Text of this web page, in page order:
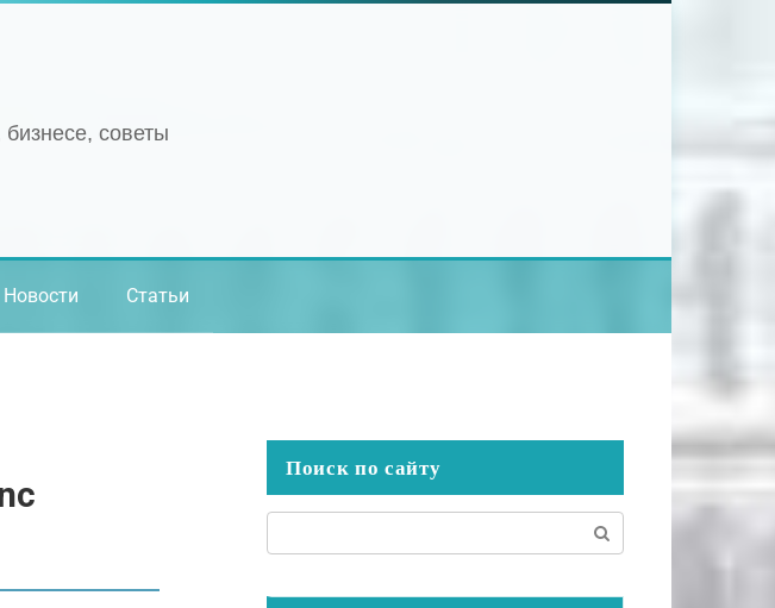
советы
Новости Статьи
Поиск по сайту